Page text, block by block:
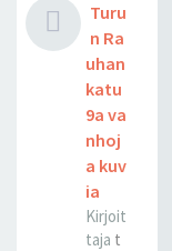
Turu
n Ra
uhan
katu
9a va
nhoj
a kuv
ia
Kirjoit
taja t